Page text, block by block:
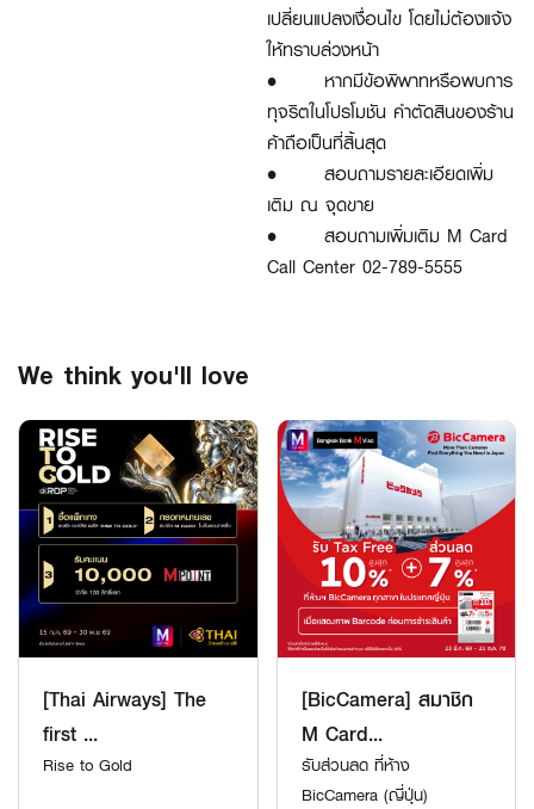
เปลี่ยนแปลงเงื่อนไข โดยไม่ต้องแจ้ง
ให้ทราบล่วงหน้า
•
หากมีข้อพิพาทหรือพบการ
ทุจริตในโปรโมชัน คำตัดสินของร้าน
ค้าถือเป็นที่สิ้นสุด
•
สอบถามรายละเอียดเพิ่ม
เติม ณ จุดขาย
•
สอบถามเพิ่มเติม M Card
Call Center 02-789-5555
We think you'll love
[Thai Airways] The
first ...
Rise to Gold
[BicCamera] สมาชิก
M Card...
รับส่วนลด ที่ห้าง
BicCamera (ญี่ปุ่น)